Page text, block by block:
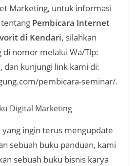
Marketing, untuk informasi
Pembicara Internet
di Kendari, silahkan
di nomor melalui Wa/Tlp:
dan kunjungi link kami di:
pembicara-seminar/.
yang ingin terus mengupdate
sebuah buku panduan, kami
sebuah buku bisnis karya